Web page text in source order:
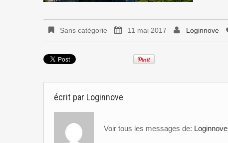
Sans catégorie 11 mai 2017 Loginnove
écrit par Loginnove
Voir tous les messages de: Loginnove